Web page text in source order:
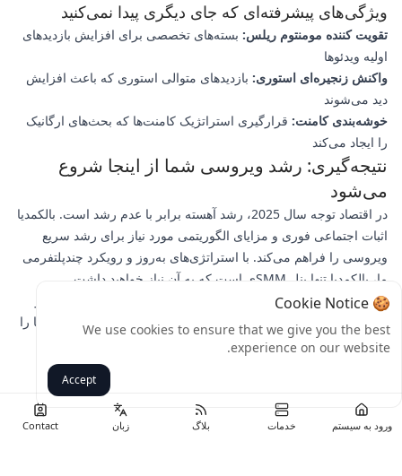
ورود به سیستم خدمات بلاگ زبان Contact
ویژگی‌های پیشرفته‌ای که جای دیگری پیدا نمی‌کنید
تقویت کننده مومنتوم ریلس: بسته‌های تخصصی برای افزایش بازدیدهای
اولیه ویدئوها
واکنش زنجیره‌ای استوری: بازدیدهای متوالی استوری که باعث افزایش
دید می‌شوند
خوشه‌بندی کامنت: قرارگیری استراتژیک کامنت‌ها که بحث‌های ارگانیک
را ایجاد می‌کند
نتیجه‌گیری: رشد ویروسی شما از اینجا شروع
می‌شود
در اقتصاد توجه سال 2025، رشد آهسته برابر با عدم رشد است. بالکمدیا
اثبات اجتماعی فوری و مزایای الگوریتمی مورد نیاز برای رشد سریع
ویروسی را فراهم می‌کند. با استراتژی‌های به‌روز و رویکرد چندپلتفرمی
ما، بالکمدیا تنها پنل SMMی است که به آن نیاز خواهید داشت.
آماده تجربه رشد انفجاری هستید؟
ببینید چگونه بسته‌های رشد ویروسی ما می‌توانند حضور اجتماعی شما را
یک‌شبه متحول کنند. تیم موفقیت مشتری ما آماده کمک به شما برای
🍪 Cookie Notice
We use cookies to ensure that we give you the best
experience on our website.
Accept